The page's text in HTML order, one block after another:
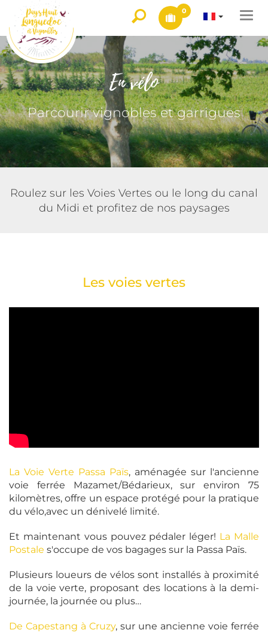
0
En vélo
Parcourir vignobles et garrigues
Roulez sur les Voies Vertes ou le long du canal
du Midi et profitez de nos paysages
Les voies vertes
La Voie Verte Passa Païs, aménagée sur l'ancienne
voie ferrée Mazamet/Bédarieux, sur environ 75
kilomètres, offre un espace protégé pour la pratique
du vélo,avec un dénivelé limité.
Et maintenant vous pouvez pédaler léger! La Malle
Postale s'occupe de vos bagages sur la Passa Païs.
Plusieurs loueurs de vélos sont installés à proximité
de la voie verte, proposant des locations à la demi-
journée, la journée ou plus…
De Capestang à Cruzy, sur une ancienne voie ferrée